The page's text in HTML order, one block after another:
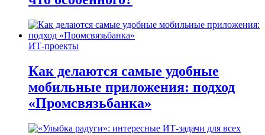
ИТ-проекты
Как делаются самые удобные
мобильные приложения: подход
«Промсвязьбанка»